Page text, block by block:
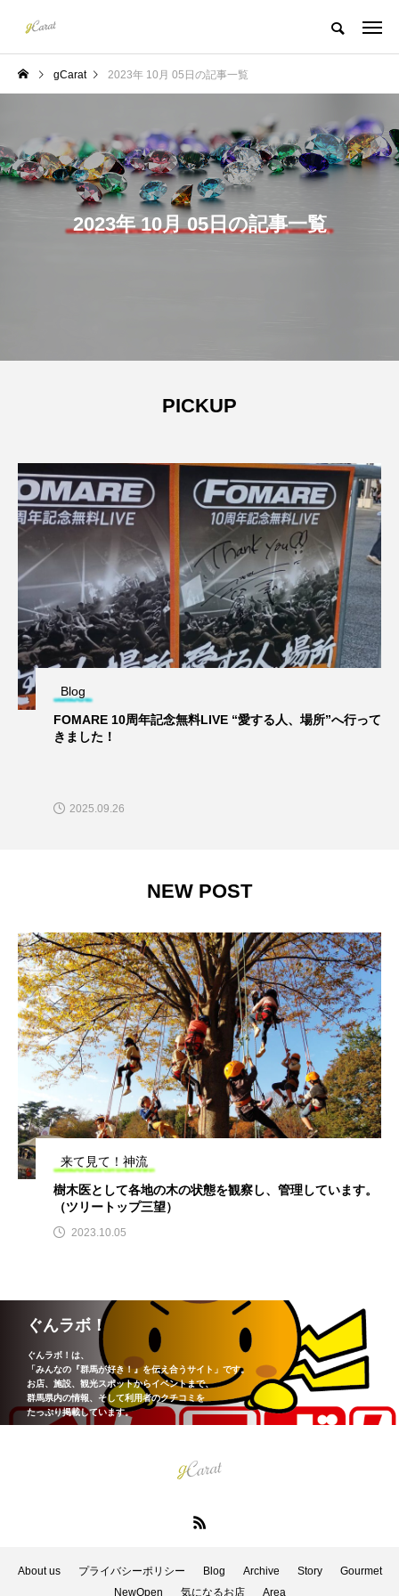
gCarat 2023年 10月 05日の記事一覧
2023年 10月 05日の記事一覧
PICKUP
Blog
FOMARE 10周年記念無料LIVE “愛する人、場所”へ行って
きました！
2025.09.26
NEW POST
来て見て！神流
樹木医として各地の木の状態を観察し、管理しています。
（ツリートップ三望）
2023.10.05
ぐんラボ！
ぐんラボ！は、
「みんなの『群馬が好き！』を伝え合うサイト」です。
お店、施設、観光スポットからイベントまで、
群馬県内の情報、そして利用者のクチコミを
たっぷり掲載しています。
About us プライバシーポリシー Blog Archive Story
Gourmet
NewOpen
気になるお店 Area